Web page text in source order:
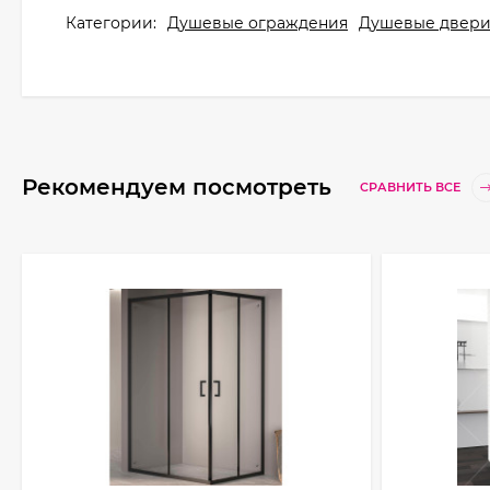
Категории: Душевые ограждения Душевые двери
Рекомендуем посмотреть СРАВНИТЬ ВСЕ